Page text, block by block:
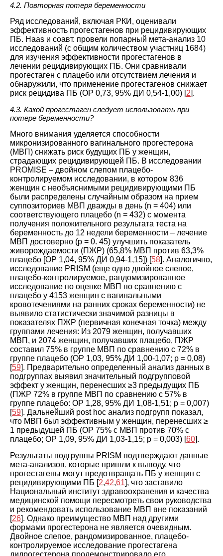
4.2. Повторная потеря беременности
Ряд исследований, включая РКИ, оценивали
эффективность прогестагенов при рецидивирующих
ПБ. Haas и соавт. провели попарный мета-анализ 10
исследований (с общим количеством участниц 1684)
для изучения эффективности прогестагенов в
лечении рецидивирующих ПБ. Они сравнивали
прогестаген с плацебо или отсутствием лечения и
обнаружили, что применение прогестагенов снижает
риск рецидива ПБ (ОР 0,73, 95% ДИ 0,54-1,00) [2].
4.3. Какой прогестаген следует использовать при
потере беременности?
Много внимания уделяется способности
микронизированного вагинального прогестерона
(МВП) снижать риск будущих ПБ у женщин,
страдающих рецидивирующей ПБ. В исследовании
PROMISE – двойном слепом плацебо-
контролируемом исследовании, в котором 836
женщин с необъяснимыми рецидивирующими ПБ
были распределены случайным образом на прием
суппозиториев МВП дважды в день (n = 404) или
соответствующего плацебо (n = 432) с момента
получения положительного результата теста на
беременность до 12 недели беременности – лечение
МВП достоверно (p = 0. 45) улучшить показатель
живорождаемости (ПЖР) (65,8% МВП против 63,3%
плацебо [ОР 1,04, 95% ДИ 0,94-1,15]) [58]. Аналогично,
исследование PRISM (еще одно двойное слепое,
плацебо-контролируемое, рандомизированное
исследование по оценке МВП по сравнению с
плацебо у 4153 женщин с вагинальными
кровотечениями на ранних сроках беременности) не
выявило статистически значимой разницы в
показателях ПЖР (первичная конечная точка) между
группами лечения: Из 2079 женщин, получавших
МВП, и 2074 женщин, получавших плацебо, ПЖР
составил 75% в группе МВП по сравнению с 72% в
группе плацебо (ОР 1,03, 95% ДИ 1,00-1,07; p = 0,08)
[59]. Предварительно определенный анализ данных в
подгруппах выявил значительный подгрупповой
эффект у женщин, перенесших ≥3 предыдущих ПБ
(ПЖР 72% в группе МВП по сравнению с 57% в
группе плацебо: ОР 1,28, 95% ДИ 1,08-1,51; р = 0,007)
[59]. Дальнейший post hoc анализ подгрупп показал,
что МВП был эффективным у женщин, перенесших ≥
1 предыдущей ПБ (ОР 75% с МВП против 70% с
плацебо; ОР 1,09, 95% ДИ 1,03-1,15; p = 0,003) [60].
Результаты подгруппы PRISM подтверждают данные
мета-анализов, которые пришли к выводу, что
прогестагены могут предотвращать ПБ у женщин с
рецидивирующими ПБ [2,42,61], что заставило
Национальный институт здравоохранения и качества
медицинской помощи пересмотреть свои руководства
и рекомендовать использование МВП вне показаний
[26]. Однако преимущество МВП над другими
формами прогестерона не является очевидным.
Двойное слепое, рандомизированное, плацебо-
контролируемое исследование прогестагена
дидрогестерона продемонстрировало его